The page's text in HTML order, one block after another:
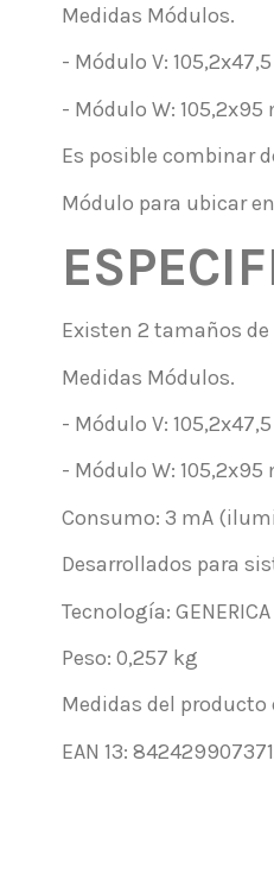
Medidas Módulos.
- Módulo V:
- Módulo W:
Es posible combinar
Módulo para ubicar
Existen 2 tamaños
Medidas Módulos.
- Módulo V:
- Módulo W:
Consumo: 3 mA
Desarrollados para
Tecnología: GENERICA
Peso: 0,257 kg
Medidas del producto
EAN 13: